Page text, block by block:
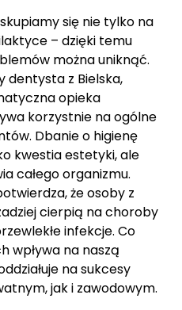
się nie tylko na
– dzięki temu
można uniknąć.
dentysta z Bielska,
opieka
korzystnie na ogólne
Dbanie o higienę
kwestia estetyki, ale
całego organizmu.
że osoby z
cierpią na choroby
infekcje. Co
wpływa na naszą
na sukcesy
jak i zawodowym.